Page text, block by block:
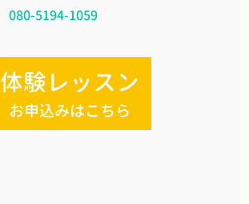
080-5194-1059
体験レッスン
お申込みはこちら